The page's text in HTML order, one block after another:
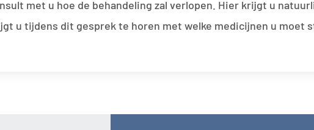
met u hoe de behandeling zal verlopen. Hier krijgt u
u tijdens dit gesprek te horen met welke medicijnen u moet